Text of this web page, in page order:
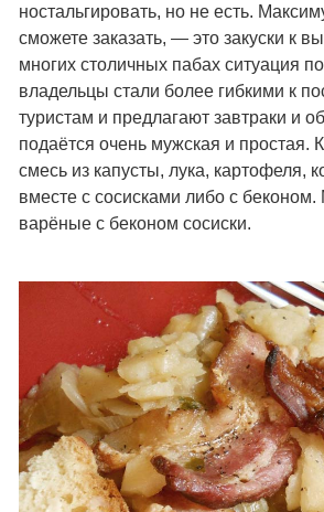
ностальгировать, но не есть.
сможете заказать, — это закуски к
многих столичных пабах ситуация
владельцы стали более гибкими к
туристам и предлагают завтраки и
подаётся очень мужская и простая.
смесь из капусты, лука, картофеля,
вместе с сосисками либо с
варёные с беконом сосиски.